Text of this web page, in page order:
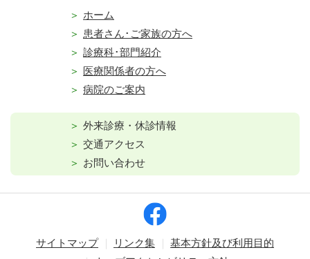
ホーム
患者さん･ご家族の方へ
診療科･部門紹介
医療関係者の方へ
病院のご案内
外来診療・休診情報
交通アクセス
お問い合わせ
サイトマップ リンク集
基本方針及び利用目的